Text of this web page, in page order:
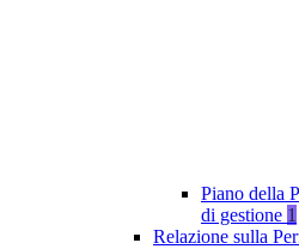
Piano della
di gestione 1
Relazione sulla